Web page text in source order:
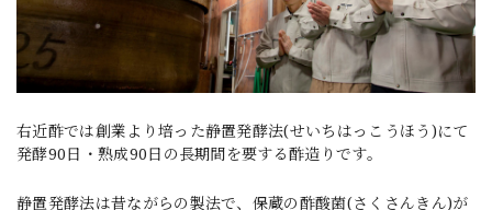
右近酢では創業より培った静置発酵法(せいちはっこうほう)にて
発酵90日・熟成90日の長期間を要する酢造りです。
静置発酵法は昔ながらの製法で、保蔵の酢酸菌(さくさんきん)が